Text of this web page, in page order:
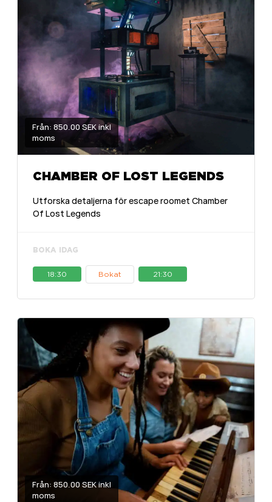
Från: 850.00 SEK inkl
moms
CHAMBER OF LOST LEGENDS
Utforska detaljerna för escape roomet Chamber
Of Lost Legends
BOKA IDAG
18:30 Bokat 21:30
Från: 850.00 SEK inkl
moms